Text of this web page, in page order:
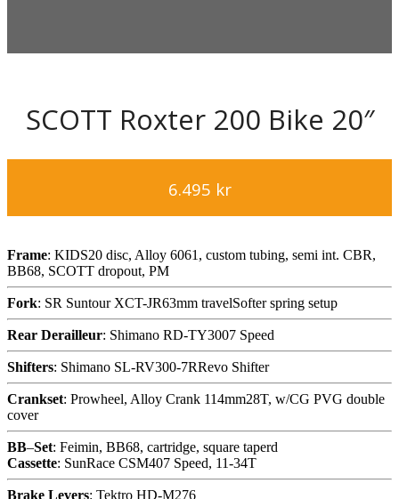
SCOTT Roxter 200 Bike 20″
6.495 kr
Frame: KIDS20 disc, Alloy 6061, custom tubing, semi int. CBR,
BB68, SCOTT dropout, PM
Fork: SR Suntour XCT-JR63mm travelSofter spring setup
Rear Derailleur: Shimano RD-TY3007 Speed
Shifters: Shimano SL-RV300-7RRevo Shifter
Crankset: Prowheel, Alloy Crank 114mm28T, w/CG PVG double
cover
BB–Set: Feimin, BB68, cartridge, square taperd
Cassette: SunRace CSM407 Speed, 11-34T
Brake Levers: Tektro HD-M276